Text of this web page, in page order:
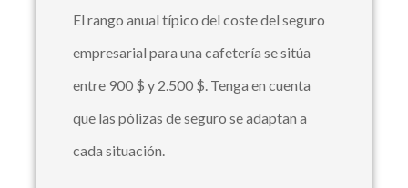
El rango anual típico del coste del seguro
empresarial para una cafetería se sitúa
entre 900 $ y 2.500 $. Tenga en cuenta
que las pólizas de seguro se adaptan a
cada situación.